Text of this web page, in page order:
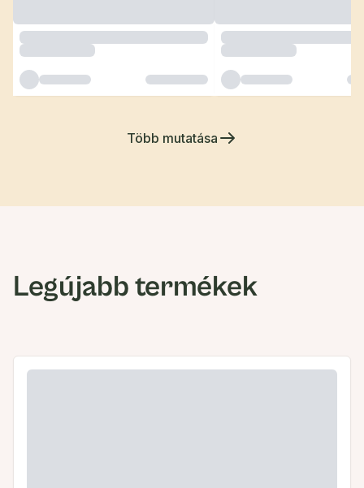
Több mutatása
Legújabb termékek